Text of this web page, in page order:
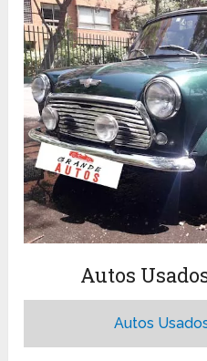
Autos
Autos